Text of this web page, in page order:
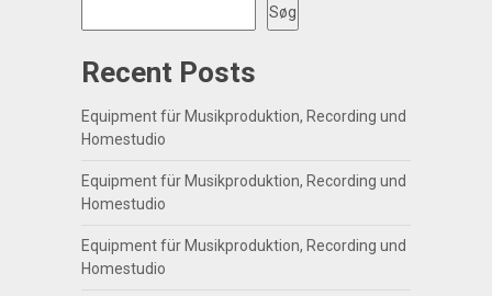
Søg
Recent Posts
Equipment für Musikproduktion, Recording und
Homestudio
Equipment für Musikproduktion, Recording und
Homestudio
Equipment für Musikproduktion, Recording und
Homestudio